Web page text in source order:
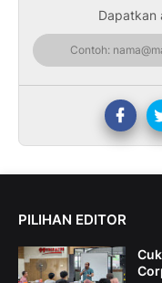
Dapatkan
PILIHAN EDITOR